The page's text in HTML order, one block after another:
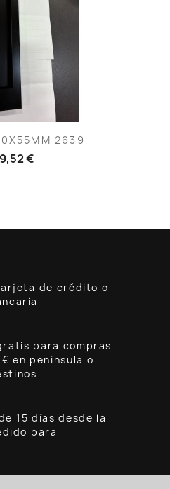
2639
€
de crédito o
para compras
en península o
15 días desde la
para